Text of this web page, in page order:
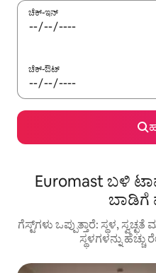
ಚೆಕ್-ಇನ್
ಚೆಕ್-ಔಟ್
Euromast ಬಳಿ
ಬಾಡಿಗೆ
ಗೆಸ್ಟ್‌ಗಳು ಒಪ್ಪುತ್ತಾರೆ: ಸ್ಥಳ,
ಸ್ಥಳಗಳನ್ನು